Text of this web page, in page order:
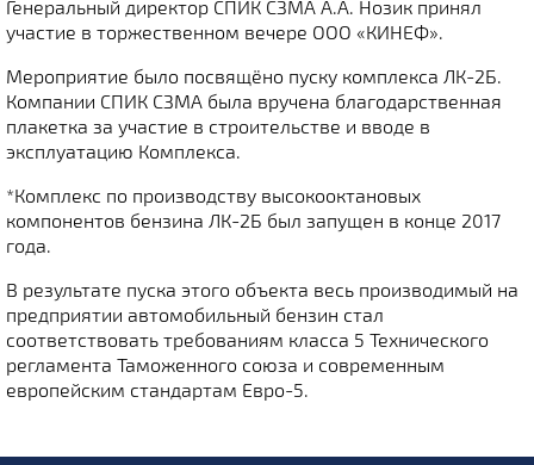
Генеральный директор СПИК СЗМА А.А. Нозик принял
участие в торжественном вечере ООО «КИНЕФ».
Мероприятие было посвящёно пуску комплекса ЛК-2Б.
Компании СПИК СЗМА была вручена благодарственная
плакетка за участие в строительстве и вводе в
эксплуатацию Комплекса.
*Комплекс по производству высокооктановых
компонентов бензина ЛК-2Б был запущен в конце 2017
года.
В результате пуска этого объекта весь производимый на
предприятии автомобильный бензин стал
соответствовать требованиям класса 5 Технического
регламента Таможенного союза и современным
европейским стандартам Евро-5.